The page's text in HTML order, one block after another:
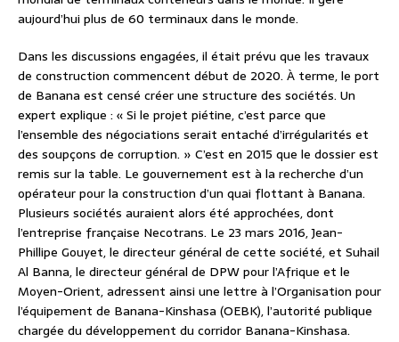
aujourd’hui plus de 60 terminaux dans le monde.
Dans les discussions engagées, il était prévu que les travaux
de construction commencent début de 2020. À terme, le port
de Banana est censé créer une structure des sociétés. Un
expert explique : « Si le projet piétine, c’est parce que
l’ensemble des négociations serait entaché d’irrégularités et
des soupçons de corruption. » C’est en 2015 que le dossier est
remis sur la table. Le gouvernement est à la recherche d’un
opérateur pour la construction d’un quai flottant à Banana.
Plusieurs sociétés auraient alors été approchées, dont
l’entreprise française Necotrans. Le 23 mars 2016, Jean-
Phillipe Gouyet, le directeur général de cette société, et Suhail
Al Banna, le directeur général de DPW pour l’Afrique et le
Moyen-Orient, adressent ainsi une lettre à l’Organisation pour
l’équipement de Banana-Kinshasa (OEBK), l’autorité publique
chargée du développement du corridor Banana-Kinshasa.